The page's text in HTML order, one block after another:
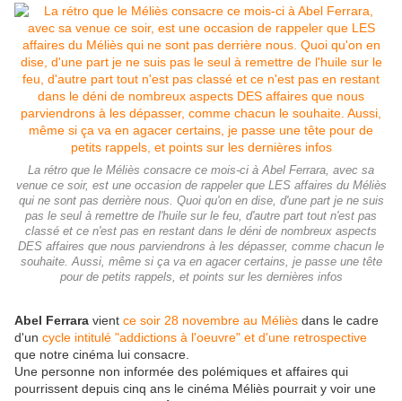
La rétro que le Méliès consacre ce mois-ci à Abel Ferrara, avec sa
venue ce soir, est une occasion de rappeler que LES affaires du Méliès
qui ne sont pas derrière nous. Quoi qu'on en dise, d'une part je ne suis
pas le seul à remettre de l'huile sur le feu, d'autre part tout n'est pas
classé et ce n'est pas en restant dans le déni de nombreux aspects
DES affaires que nous parviendrons à les dépasser, comme chacun le
souhaite. Aussi, même si ça va en agacer certains, je passe une tête
pour de petits rappels, et points sur les dernières infos
Abel Ferrara vient ce soir 28 novembre au Méliès dans le cadre
d'un cycle intitulé "addictions à l'oeuvre" et d'une retrospective
que notre cinéma lui consacre.
Une personne non informée des polémiques et affaires qui
pourrissent depuis cinq ans le cinéma Méliès pourrait y voir une